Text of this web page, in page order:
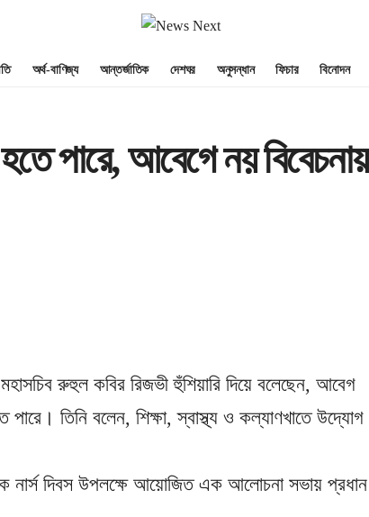
অর্থ-বাণিজ্য আন্তর্জাতিক দেশঘর অনুসন্ধান ফিচার বিনোদন
পারে, আবেগে নয় বিবেচনায়
মহাসচিব রুহুল কবির রিজভী হুঁশিয়ারি দিয়ে বলেছেন, আবেগ
পারে। তিনি বলেন, শিক্ষা, স্বাস্থ্য ও কল্যাণখাতে উদ্যোগ
নার্স দিবস উপলক্ষে আয়োজিত এক আলোচনা সভায় প্রধান